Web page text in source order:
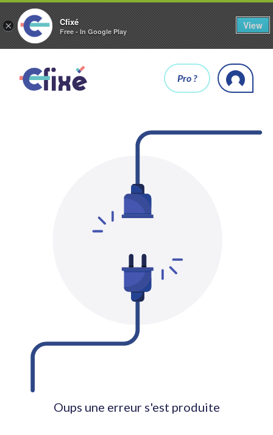
× Cfixé
Free - In Google Play
View
Pro ?
Oups une erreur s'est produite